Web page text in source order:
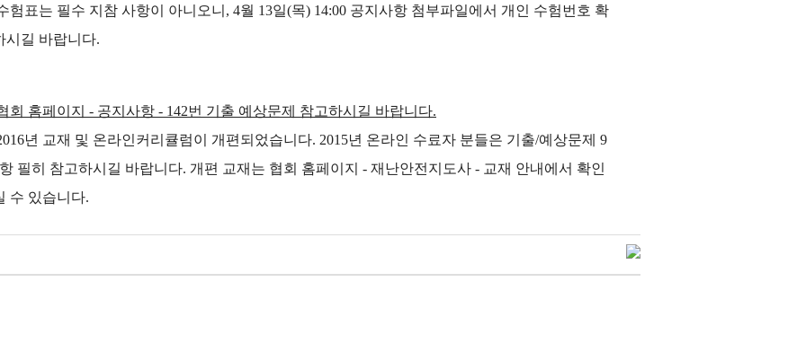
험표는 필수 지참 사항이 아니오니, 4월 13일(목) 14:00 공지사항 첨부파일에서 개인 수험번호 확
시길 바랍니다.
회 홈페이지 - 공지사항 - 142번 기출 예상문제 참고하시길 바랍니다.
년 교재 및 온라인커리큘럼이 개편되었습니다. 2015년 온라인 수료자 분들은 기출/예상문제 9
필히 참고하시길 바랍니다. 개편 교재는 협회 홈페이지 - 재난안전지도사 - 교재 안내에서 확인
수 있습니다.